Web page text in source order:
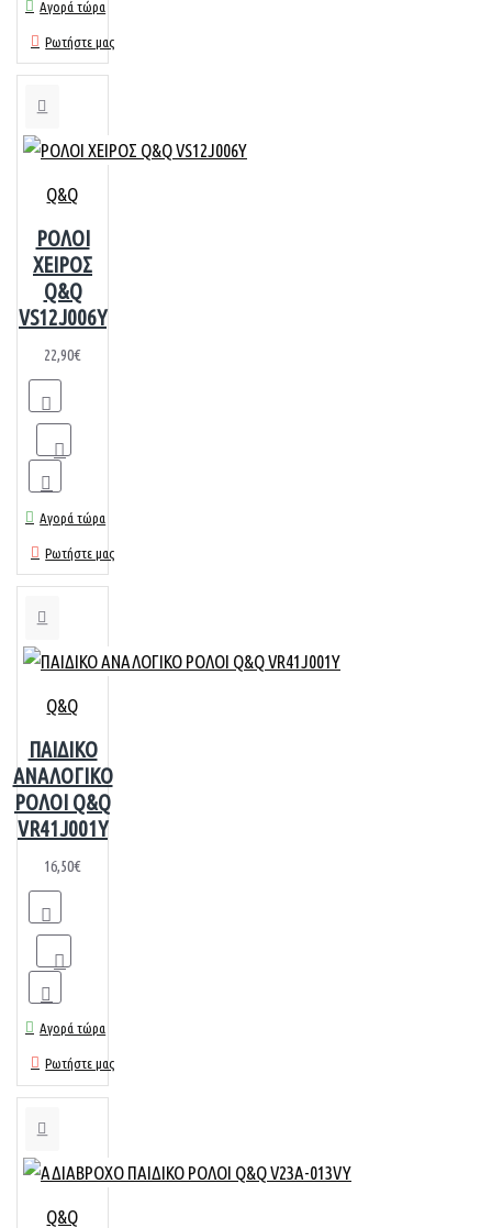
Αγορά τώρα
Ρωτήστε μας
Q&Q
ΡΟΛΟΙ
ΧΕΙΡΟΣ
Q&Q
VS12J006Y
22,90€
Αγορά τώρα
Ρωτήστε μας
Q&Q
ΠΑΙΔΙΚΟ
ΑΝΑΛΟΓΙΚΟ
ΡΟΛΟΙ Q&Q
VR41J001Y
16,50€
Αγορά τώρα
Ρωτήστε μας
Q&Q